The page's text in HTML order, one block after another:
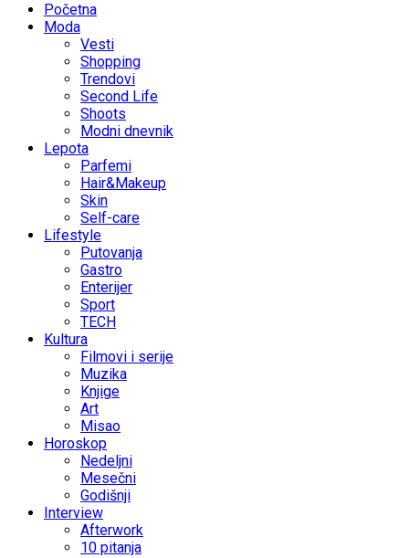
Početna
Moda
Vesti
Shopping
Trendovi
Second Life
Shoots
Modni dnevnik
Lepota
Parfemi
Hair&Makeup
Skin
Self-care
Lifestyle
Putovanja
Gastro
Enterijer
Sport
TECH
Kultura
Filmovi i serije
Muzika
Knjige
Art
Misao
Horoskop
Nedeljni
Mesečni
Godišnji
Interview
Afterwork
10 pitanja